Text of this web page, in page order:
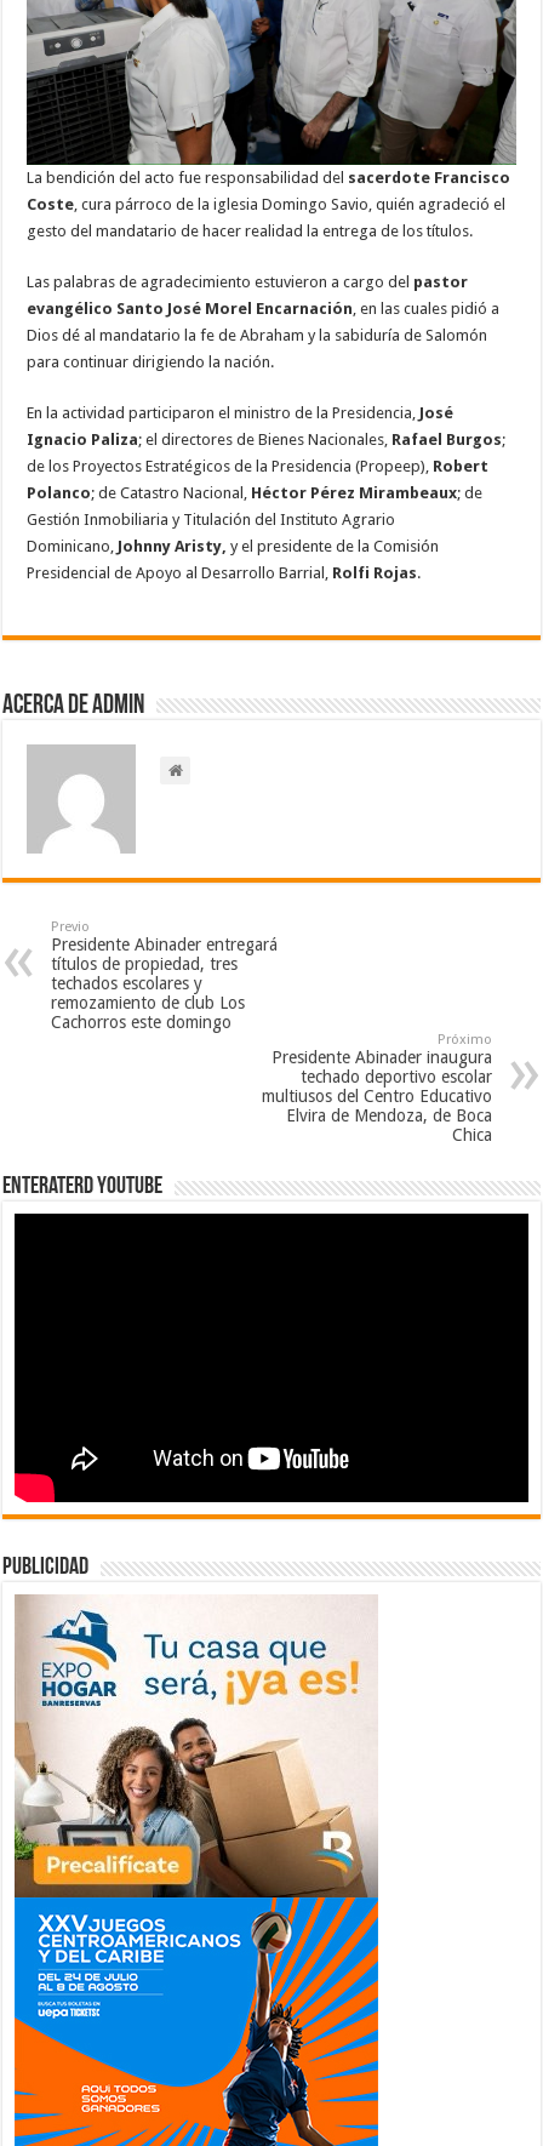
La bendición del acto fue responsabilidad del sacerdote Francisco
Coste, cura párroco de la iglesia Domingo Savio, quién agradeció el
gesto del mandatario de hacer realidad la entrega de los títulos.
Las palabras de agradecimiento estuvieron a cargo del pastor
evangélico Santo José Morel Encarnación, en las cuales pidió a
Dios dé al mandatario la fe de Abraham y la sabiduría de Salomón
para continuar dirigiendo la nación.
En la actividad participaron el ministro de la Presidencia, José
Ignacio Paliza; el directores de Bienes Nacionales, Rafael Burgos;
de los Proyectos Estratégicos de la Presidencia (Propeep), Robert
Polanco; de Catastro Nacional, Héctor Pérez Mirambeaux; de
Gestión Inmobiliaria y Titulación del Instituto Agrario
Dominicano, Johnny Aristy, y el presidente de la Comisión
Presidencial de Apoyo al Desarrollo Barrial, Rolfi Rojas.
Acerca de admin
Previo
Presidente Abinader entregará
títulos de propiedad, tres
techados escolares y
remozamiento de club Los
Cachorros este domingo
Próximo
Presidente Abinader inaugura
techado deportivo escolar
multiusos del Centro Educativo
Elvira de Mendoza, de Boca
Chica
EnterateRD YOUTUBE
publicidad